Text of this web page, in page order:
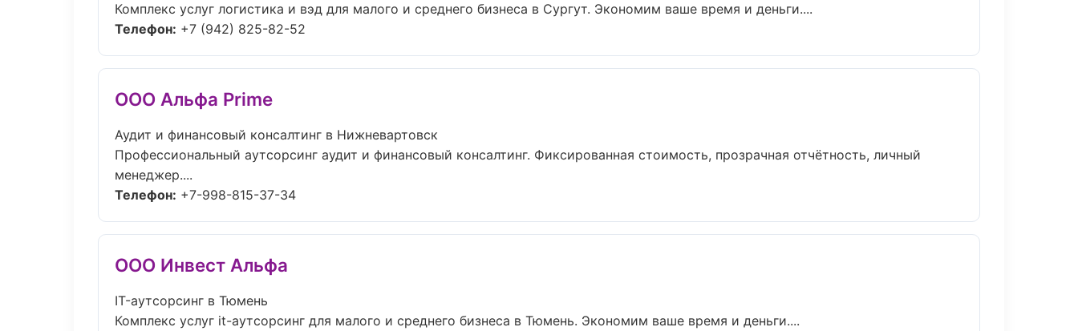
Комплекс услуг логистика и вэд для малого и среднего бизнеса в Сургут. Экономим ваше время и деньги....
Телефон: +7 (942) 825-82-52
ООО Альфа Prime
Аудит и финансовый консалтинг в Нижневартовск
Профессиональный аутсорсинг аудит и финансовый консалтинг. Фиксированная стоимость, прозрачная отчётность, личный
менеджер....
Телефон: +7-998-815-37-34
ООО Инвест Альфа
IT-аутсорсинг в Тюмень
Комплекс услуг it-аутсорсинг для малого и среднего бизнеса в Тюмень. Экономим ваше время и деньги....